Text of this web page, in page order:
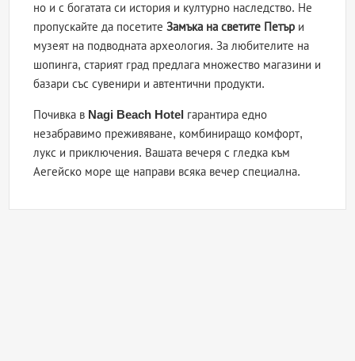
но и с богатата си история и културно наследство. Не
пропускайте да посетитеЗамъка на светите Петър и
музеят на подводната археология. За любителите на
шопинга, старият град предлага множество магазини и
базари със сувенири и автентични продукти.
Почивка в Nagi Beach Hotel гарантира едно
незабравимо преживяване, комбиниращо комфорт,
лукс и приключения. Вашата вечеря с гледка към
Аегейско море ще направи всяка вечер специална.